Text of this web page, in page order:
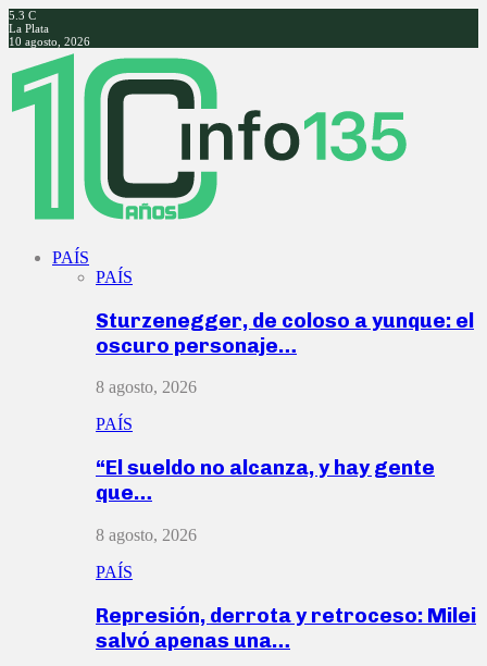
5.3 C
La Plata
10 agosto, 2026
Facebook
Twitter
Instagram
Youtube
PAÍS
PAÍS
Sturzenegger, de coloso a yunque: el
oscuro personaje…
8 agosto, 2026
PAÍS
“El sueldo no alcanza, y hay gente
que…
8 agosto, 2026
PAÍS
Represión, derrota y retroceso: Milei
salvó apenas una…